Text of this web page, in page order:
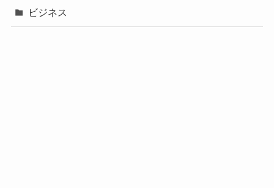
ビジネス